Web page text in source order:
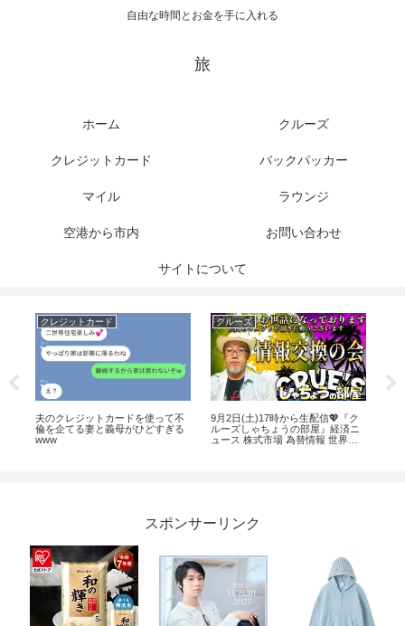
自由な時間とお金を手に入れる
旅
ホーム クルーズ
クレジットカード バックパッカー
マイル ラウンジ
空港から市内 お問い合わせ
サイトについて
クレジットカード
夫のクレジットカードを使って不
倫を企てる妻と義母がひどすぎる
www
クルーズ
9月2日(土)17時から生配信💖『ク
ルーズしゃちょうの部屋』経済ニ
ュース 株式市場 為替情報 世界情
スポンサーリンク